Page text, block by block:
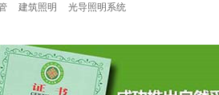
建筑照明 光导照明系统